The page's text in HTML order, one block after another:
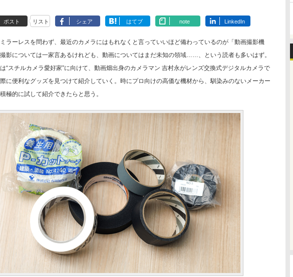
ポスト リスト シェア はてブ note LinkedIn
ラーレスを問わず、最近のカメラにはもれなくと言っていいほど備わっているのが「動画撮影機
影については一家言あるけれども、動画についてはまだ未知の領域……、という読者も多いはず。
“スチルカメラ愛好家”に向けて、動画畑出身のカメラマン 吉村永がレンズ交換式デジタルカメラで
に便利なグッズを見つけて紹介していく。時にプロ向けの高価な機材から、馴染みのないメーカー
極的に試して紹介できたらと思う。